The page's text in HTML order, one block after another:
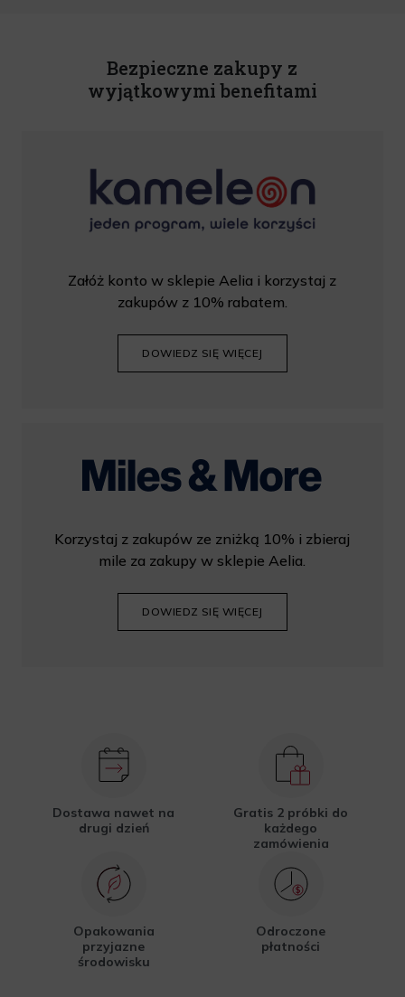
Bezpieczne zakupy z
wyjątkowymi benefitami
Załóż konto w sklepie Aelia i korzystaj z
zakupów z 10% rabatem.
DOWIEDZ SIĘ WIĘCEJ
Korzystaj z zakupów ze zniżką 10% i zbieraj
mile za zakupy w sklepie Aelia.
DOWIEDZ SIĘ WIĘCEJ
Dostawa nawet na
drugi dzień
Gratis 2 próbki do
każdego
zamówienia
Opakowania
przyjazne
środowisku
Odroczone
płatności